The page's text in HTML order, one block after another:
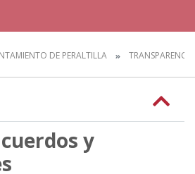
DE PERALTILLA TRANSPARENCIA
y